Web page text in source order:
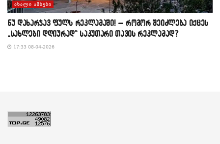
ᲐᲮᲐᲚᲘ ᲐᲛᲑᲔᲑᲘ
​ნუ დახარჯავ ფულს რეკლამაში! – როგორ შეიძლება იქცეს
„სახლები დღიურად“ საკუთარი თავის რეკლამად?
17:33 08-04-2026